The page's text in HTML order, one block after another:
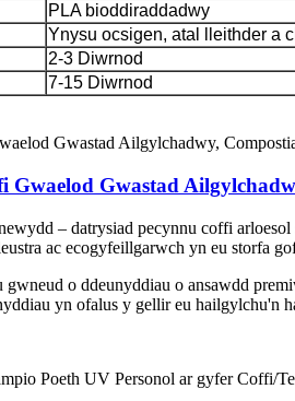
PLA bioddiraddadwy
Ynysu ocsigen, atal lleithder a
2-3 Diwrnod
7-15 Diwrnod
Gwaelod Gwastad
– datrysiad pecynnu coffi
ac ecogyfeillgarwch yn eu storfa
o ddeunyddiau o ansawdd
yn ofalus y gellir eu hailgylchu'n